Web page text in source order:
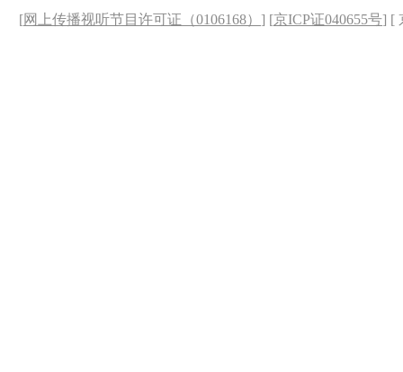
[网上传播视听节目许可证（0106168） ] [京ICP证040655号] [